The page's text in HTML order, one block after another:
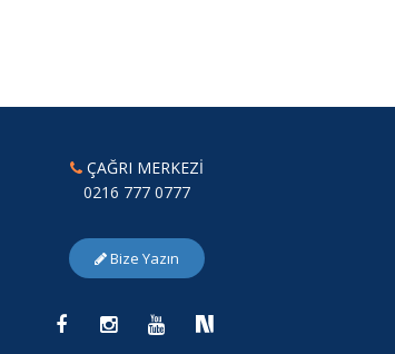
ÇAĞRI MERKEZİ
0216 777 0777
Bize Yazın